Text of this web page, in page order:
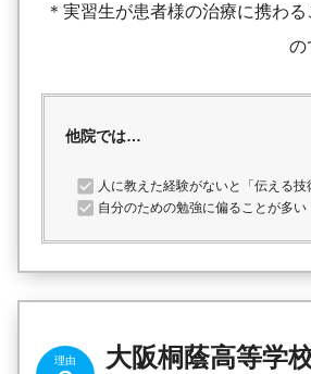
＊実習生が患者様の治療に携わ
の
他院では…
人に教えた経験がないと「伝える
自分のための勉強に偏ることが多い
大阪桐蔭高等学